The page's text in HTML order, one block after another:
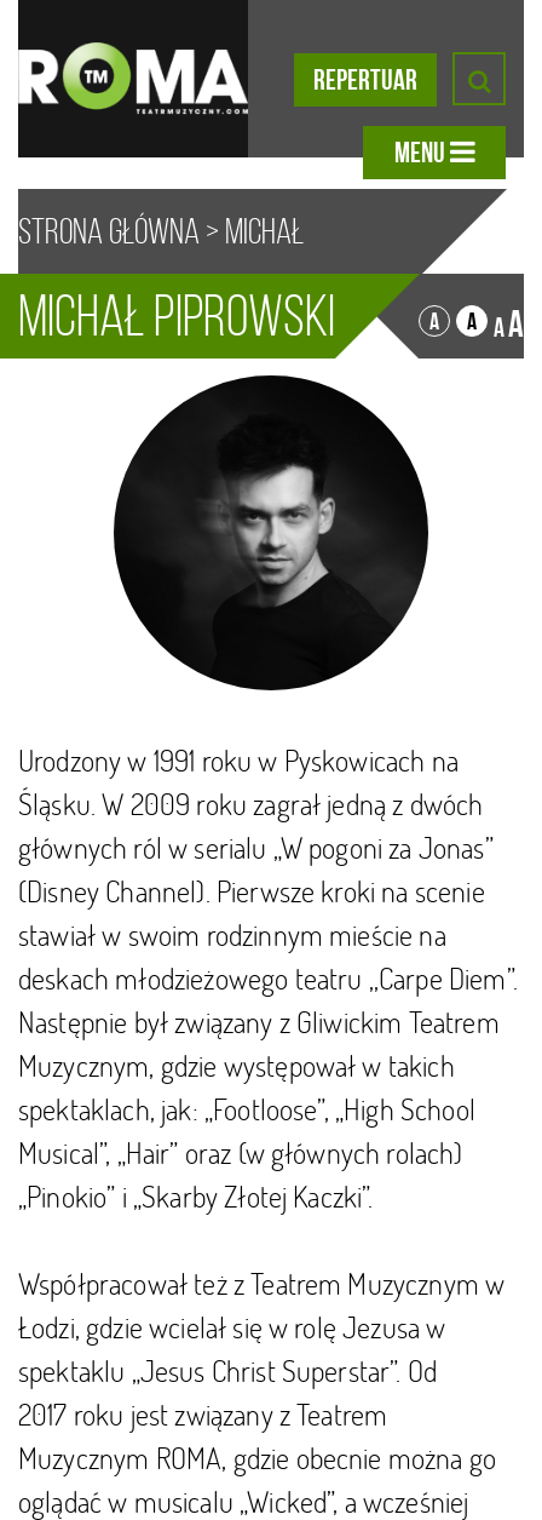
REPERTUAR
MENU
Strona główna > Michał
Piprowski A A AA
Michał Piprowski
Urodzony w 1991 roku w Pyskowicach na
Śląsku. W 2009 roku zagrał jedną z dwóch
głównych ról w serialu „W pogoni za Jonas”
(Disney Channel). Pierwsze kroki na scenie
stawiał w swoim rodzinnym mieście na
deskach młodzieżowego teatru ,,Carpe Diem”.
Następnie był związany z Gliwickim Teatrem
Muzycznym, gdzie występował w takich
spektaklach, jak: „Footloose”, „High School
Musical”, „Hair” oraz (w głównych rolach)
„Pinokio” i „Skarby Złotej Kaczki”.
Współpracował też z Teatrem Muzycznym w
Łodzi, gdzie wcielał się w rolę Jezusa w
spektaklu „Jesus Christ Superstar”. Od
2017 roku jest związany z Teatrem
Muzycznym ROMA, gdzie obecnie można go
oglądać w musicalu „Wicked”, a wcześniej